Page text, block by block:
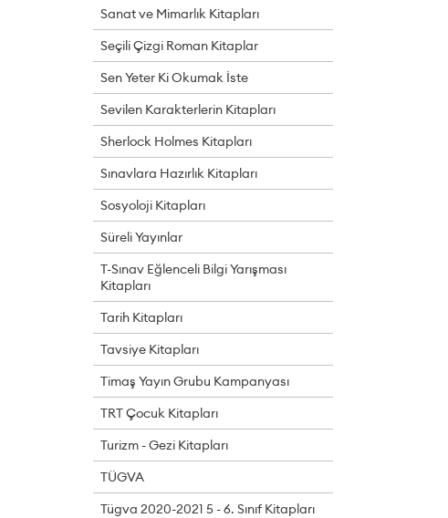
Sanat ve Mimarlık Kitapları
Seçili Çizgi Roman Kitaplar
Sen Yeter Ki Okumak İste
Sevilen Karakterlerin Kitapları
Sherlock Holmes Kitapları
Sınavlara Hazırlık Kitapları
Sosyoloji Kitapları
Süreli Yayınlar
T-Sınav Eğlenceli Bilgi Yarışması
Kitapları
Tarih Kitapları
Tavsiye Kitapları
Timaş Yayın Grubu Kampanyası
TRT Çocuk Kitapları
Turizm - Gezi Kitapları
TÜGVA
Tügva 2020-2021 5 - 6. Sınıf Kitapları